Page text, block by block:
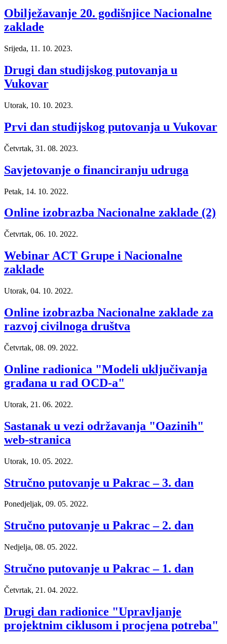
Obilježavanje 20. godišnjice Nacionalne
zaklade
Srijeda, 11. 10. 2023.
Drugi dan studijskog putovanja u
Vukovar
Utorak, 10. 10. 2023.
Prvi dan studijskog putovanja u Vukovar
Četvrtak, 31. 08. 2023.
Savjetovanje o financiranju udruga
Petak, 14. 10. 2022.
Online izobrazba Nacionalne zaklade (2)
Četvrtak, 06. 10. 2022.
Webinar ACT Grupe i Nacionalne
zaklade
Utorak, 04. 10. 2022.
Online izobrazba Nacionalne zaklade za
razvoj civilnoga društva
Četvrtak, 08. 09. 2022.
Online radionica "Modeli uključivanja
građana u rad OCD-a"
Utorak, 21. 06. 2022.
Sastanak u vezi održavanja "Oazinih"
web-stranica
Utorak, 10. 05. 2022.
Stručno putovanje u Pakrac – 3. dan
Ponedjeljak, 09. 05. 2022.
Stručno putovanje u Pakrac – 2. dan
Nedjelja, 08. 05. 2022.
Stručno putovanje u Pakrac – 1. dan
Četvrtak, 21. 04. 2022.
Drugi dan radionice "Upravljanje
projektnim ciklusom i procjena potreba"